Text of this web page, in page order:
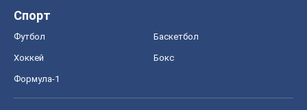
Спорт
Футбол Баскетбол
Хоккей Бокс
Формула-1